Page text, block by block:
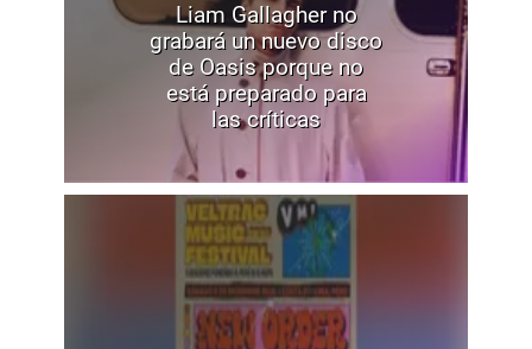
Liam Gallagher no
grabará un nuevo disco
de Oasis porque no
está preparado para
las críticas